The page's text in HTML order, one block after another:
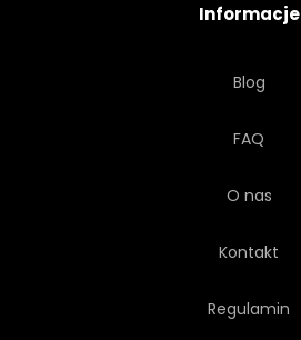
Informacje
Blog
FAQ
O nas
Kontakt
Regulamin